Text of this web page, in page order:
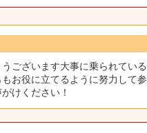
ございます大事に乗られている
お役に立てるように努力して参
けください！